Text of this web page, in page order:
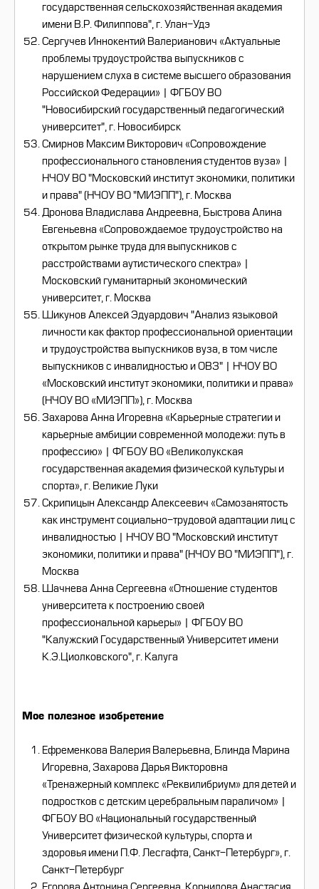
государственная сельскохозяйственная академия
имени В.Р. Филиппова", г. Улан-Удэ
Сергучев Иннокентий Валерианович «Актуальные
проблемы трудоустройства выпускников с
нарушением слуха в системе высшего образования
Российской Федерации» | ФГБОУ ВО
"Новосибирский государственный педагогический
университет", г. Новосибирск
Смирнов Максим Викторович «Сопровождение
профессионального становления студентов вуза» |
НЧОУ ВО "Московский институт экономики, политики
и права" (НЧОУ ВО "МИЭПП"), г. Москва
Дронова Владислава Андреевна, Быстрова Алина
Евгеньевна «Сопровождаемое трудоустройство на
открытом рынке труда для выпускников с
расстройствами аутистического спектра» |
Московский гуманитарный экономический
университет, г. Москва
Шикунов Алексей Эдуардович "Анализ языковой
личности как фактор профессиональной ориентации
и трудоустройства выпускников вуза, в том числе
выпускников с инвалидностью и ОВЗ" | НЧОУ ВО
«Московский институт экономики, политики и права»
(НЧОУ ВО «МИЭПП»), г. Москва
Захарова Анна Игоревна «Карьерные стратегии и
карьерные амбиции современной молодежи: путь в
профессию» | ФГБОУ ВО «Великолукская
государственная академия физической культуры и
спорта», г. Великие Луки
Скрипицын Александр Алексеевич «Самозанятость
как инструмент социально-трудовой адаптации лиц с
инвалидностью | НЧОУ ВО "Московский институт
экономики, политики и права" (НЧОУ ВО "МИЭПП"), г.
Москва
Шачнева Анна Сергеевна «Отношение студентов
университета к построению своей
профессиональной карьеры» | ФГБОУ ВО
"Калужский Государственный Университет имени
К.Э.Циолковского", г. Калуга
Мое полезное изобретение
Ефременкова Валерия Валерьевна, Блинда Марина
Игоревна, Захарова Дарья Викторовна
«Тренажерный комплекс «Реквилибриум» для детей и
подростков с детским церебральным параличом» |
ФГБОУ ВО «Национальный государственный
Университет физической культуры, спорта и
здоровья имени П.Ф. Лесгафта, Санкт-Петербург», г.
Санкт-Петербург